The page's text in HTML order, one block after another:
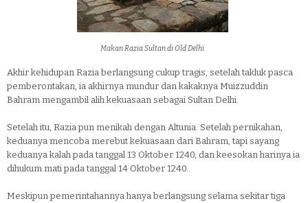
Makan Razia Sultan di Old Delhi
Akhir kehidupan Razia berlangsung cukup tragis, setelah takluk pasca
pemberontakan, ia akhirnya mundur dan kakaknya Muizzuddin
Bahram mengambil alih kekuasaan sebagai Sultan Delhi.
Setelah itu, Razia pun menikah dengan Altunia. Setelah pernikahan,
keduanya mencoba merebut kekuasaan dari Bahram, tapi sayang
keduanya kalah pada tanggal 13 Oktober 1240, dan keesokan harinya ia
dihukum mati pada tanggal 14 Oktober 1240..
Meskipun pemerintahannya hanya berlangsung selama sekitar tiga